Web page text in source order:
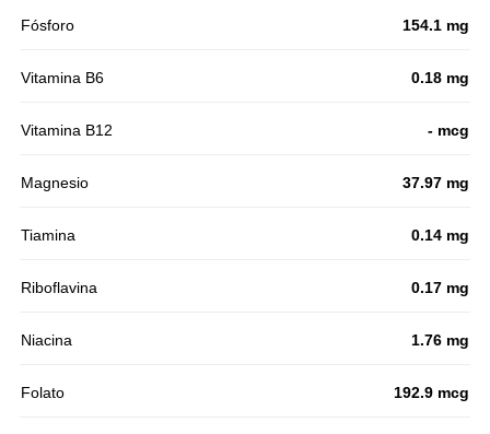
Fósforo 154.1 mg
Vitamina B6 0.18 mg
Vitamina B12 - mcg
Magnesio 37.97 mg
Tiamina 0.14 mg
Riboflavina 0.17 mg
Niacina 1.76 mg
Folato 192.9 mcg